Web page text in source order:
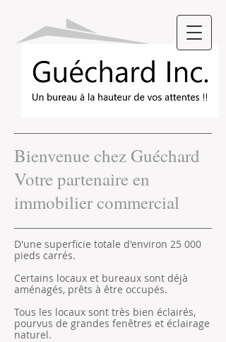
Bienvenue chez Guéchard
Votre partenaire en
immobilier commercial
D'une superficie totale d'environ 25 000
pieds carrés.
Certains locaux et bureaux sont déjà
aménagés, prêts à être occupés.
Tous les locaux sont très bien éclairés,
pourvus de grandes fenêtres et éclairage
naturel.